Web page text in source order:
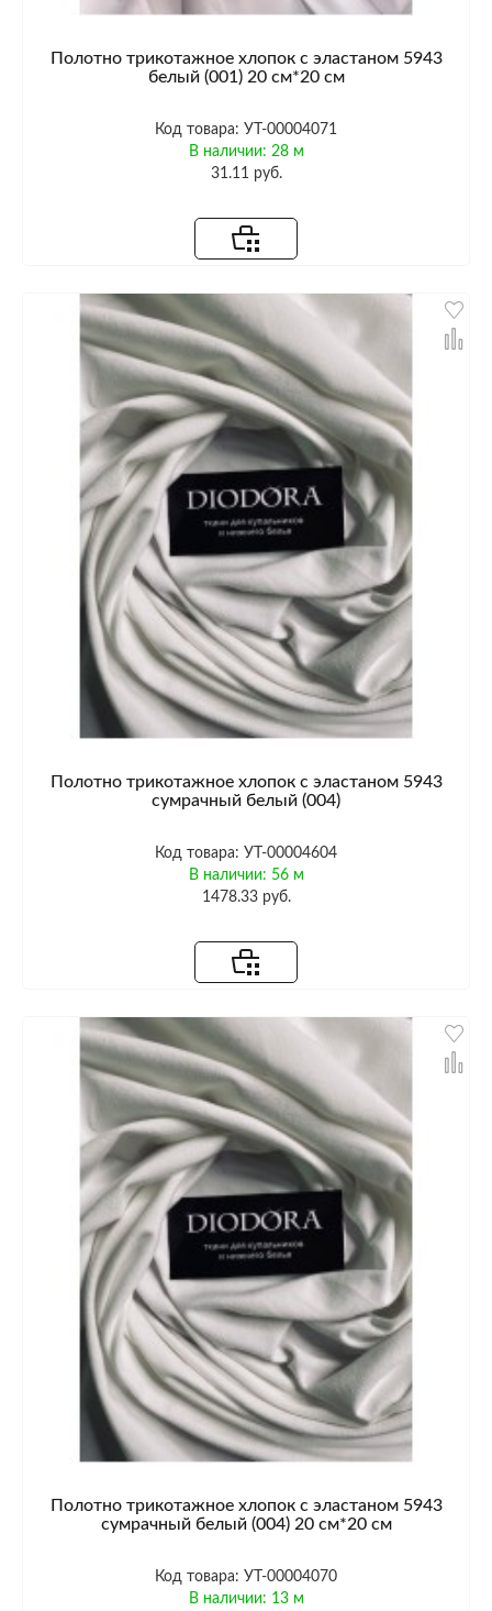
Полотно трикотажное хлопок с эластаном 5943
белый (001) 20 см*20 см
Код товара: УТ-00004071
В наличии: 28 м
31.11 руб.
Полотно трикотажное хлопок с эластаном 5943
сумрачный белый (004)
Код товара: УТ-00004604
В наличии: 56 м
1478.33 руб.
Полотно трикотажное хлопок с эластаном 5943
сумрачный белый (004) 20 см*20 см
Код товара: УТ-00004070
В наличии: 13 м